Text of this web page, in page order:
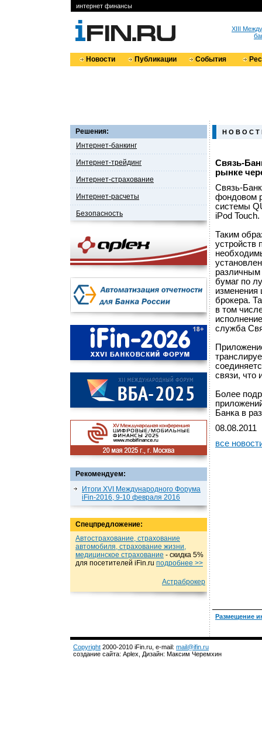
интернет финансы
XIII
Новости Публикации События
Решения:
Интернет-банкинг
Интернет-трейдинг
Интернет-страхование
Интернет-расчеты
Безопасность
Рекомендуем:
Итоги XVI Международного Форума
iFin-2016, 9-10 февраля 2016
Спецпредложение:
Автострахование, страхование
автомобиля, страхование жизни,
медицинское страхование - cкидка 5%
для посетителей iFin.ru подробнеe >>
Астраброкер
Н О В О С Т
Связь-
рынке
Связь-
фондовом
системы
iPod Touch.
Таким
устройств
различным
бумаг по
изменения
брокера.
в том
служба
связи, что
Более
Банка в
08.08.2011
все
Размещение
Copyright 2000-2010 iFin.ru, e-mail: mail@ifin.ru
создание сайта: Aplex, Дизайн: Максим Черемхин